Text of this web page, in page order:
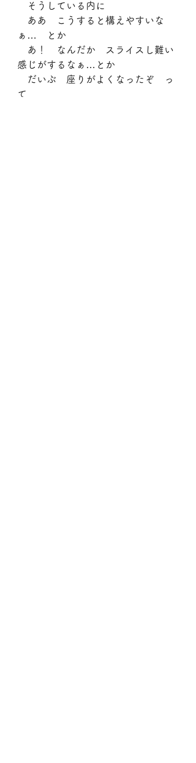
そうしている内に
ああ　こうすると構えやすいな
ぁ…　とか
あ！　なんだか　スライスし難い
感じがするなぁ…とか
だいぶ　座りがよくなったぞ　っ
て